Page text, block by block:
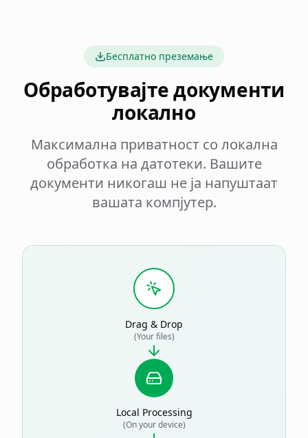
Бесплатно преземање
Обработувајте документи
локално
Максимална приватност со локална
обработка на датотеки. Вашите
документи никогаш не ја напуштаат
вашата компјутер.
Drag & Drop
(Your files)
Local Processing
(On your device)